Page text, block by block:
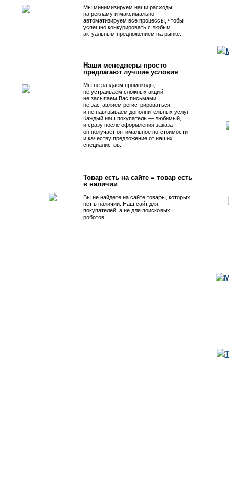
Мы минимизируем наши расходы
на рекламу и максимально
автоматизируем все процессы, чтобы
успешно конкурировать с любым
актуальным предложением на рынке.
Наши менеджеры просто
предлагают лучшие условия
Мы не раздаем промокоды,
не устраиваем сложных акций,
не засыпаем Вас письмами,
не заставляем регистрироваться
и не навязываем дополнительных услуг.
Каждый наш покупатель — любимый,
и сразу после оформления заказа
он получает оптимальное по стоимости
и качеству предложение от наших
специалистов.
Товар есть на сайте = товар есть
в наличии
Вы не найдете на сайте товары, которых
нет в наличии. Наш сайт для
покупателей, а не для поисковых
роботов.